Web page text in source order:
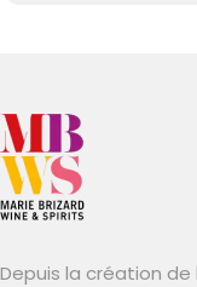
Depuis la création de